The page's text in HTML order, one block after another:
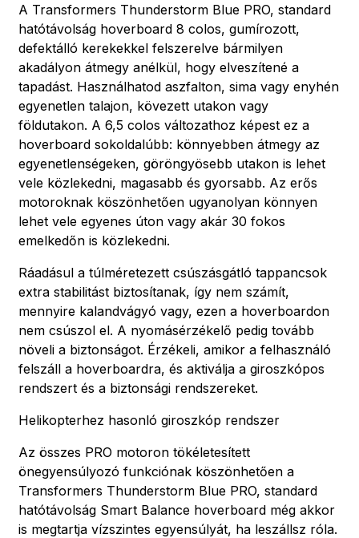
A Transformers Thunderstorm Blue PRO, standard
hatótávolság hoverboard 8 colos, gumírozott,
defektálló kerekekkel felszerelve bármilyen
akadályon átmegy anélkül, hogy elveszítené a
tapadást. Használhatod aszfalton, sima vagy enyhén
egyenetlen talajon, kövezett utakon vagy
földutakon. A 6,5 colos változathoz képest ez a
hoverboard sokoldalúbb: könnyebben átmegy az
egyenetlenségeken, göröngyösebb utakon is lehet
vele közlekedni, magasabb és gyorsabb. Az erős
motoroknak köszönhetően ugyanolyan könnyen
lehet vele egyenes úton vagy akár 30 fokos
emelkedőn is közlekedni.
Ráadásul a túlméretezett csúszásgátló tappancsok
extra stabilitást biztosítanak, így nem számít,
mennyire kalandvágyó vagy, ezen a hoverboardon
nem csúszol el. A nyomásérzékelő pedig tovább
növeli a biztonságot. Érzékeli, amikor a felhasználó
felszáll a hoverboardra, és aktiválja a giroszkópos
rendszert és a biztonsági rendszereket.
Helikopterhez hasonló giroszkóp rendszer
Az összes PRO motoron tökéletesített
önegyensúlyozó funkciónak köszönhetően a
Transformers Thunderstorm Blue PRO, standard
hatótávolság Smart Balance hoverboard még akkor
is megtartja vízszintes egyensúlyát, ha leszállsz róla.